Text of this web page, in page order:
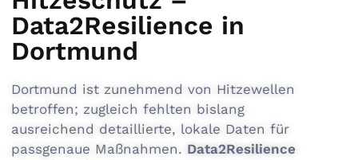
Data2Resilience in
Dortmund
Dortmund ist zunehmend von Hitzewellen
betroffen; zugleich fehlten bislang
ausreichend detaillierte, lokale Daten für
passgenaue Maßnahmen. Data2Resilience